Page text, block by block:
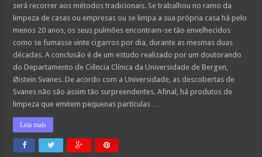
é
o
equivalente
a
fumar
vinte
cigarros
dia…
será recorrer aos métodos tradicionais. Se trabalhou no ramo da
limpeza de casas ou empresas ou se limpa a sua própria casa há pelo
menos 20 anos, os seus pulmões encontram-se tão envelhecidos
como se fumasse vinte cigarros por dia, durante as mesmas duas
décadas. A conclusão é de um estudo realizado por um doutorando
do Departamento de Ciência Clínica da Universidade de Bergen,
Øistein Svanes. De acordo com a Universidade, as descobertas de
Svanes não são assim tão surpreendentes. Afinal, há produtos de
limpeza que emitem pequenas partículas …
Leia mais